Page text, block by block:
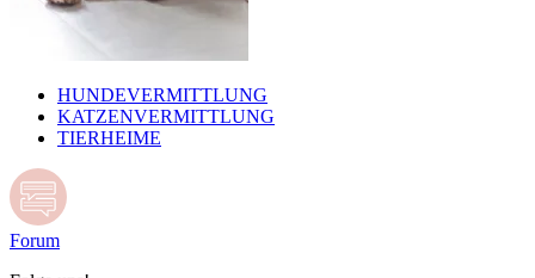
HUNDEVERMITTLUNG
KATZENVERMITTLUNG
TIERHEIME
Forum